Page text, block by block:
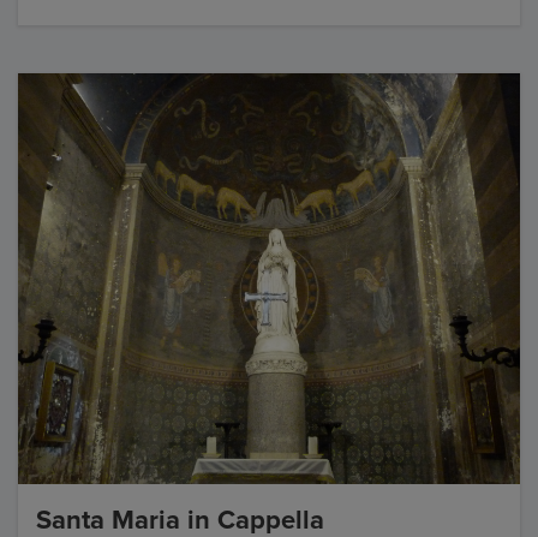
Santa Maria in Cappella